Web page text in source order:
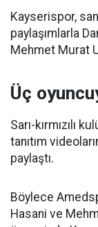
Kayserispor,
paylaşımlarla
Mehmet Murat
Üç
Sarı-kırmızılı
tanıtım
paylaştı.
Böylece
Hasani ve